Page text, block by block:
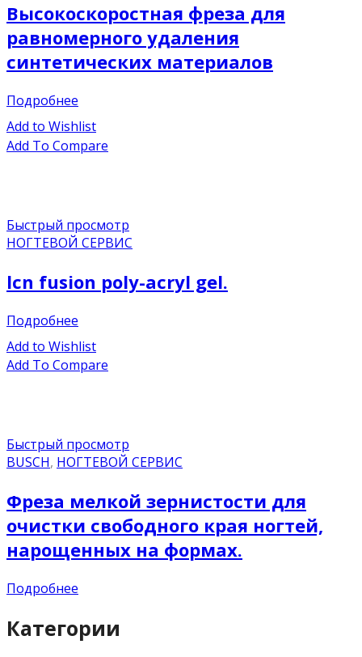
Высокоскоростная фреза для
равномерного удаления
синтетических материалов
Подробнее
Add to Wishlist
Add To Compare
Быстрый просмотр
НОГТЕВОЙ СЕРВИС
lcn fusion poly-acryl gel.
Подробнее
Add to Wishlist
Add To Compare
Быстрый просмотр
BUSCH, НОГТЕВОЙ СЕРВИС
Фреза мелкой зернистости для
очистки свободного края ногтей,
нарощенных на формах.
Подробнее
Категории